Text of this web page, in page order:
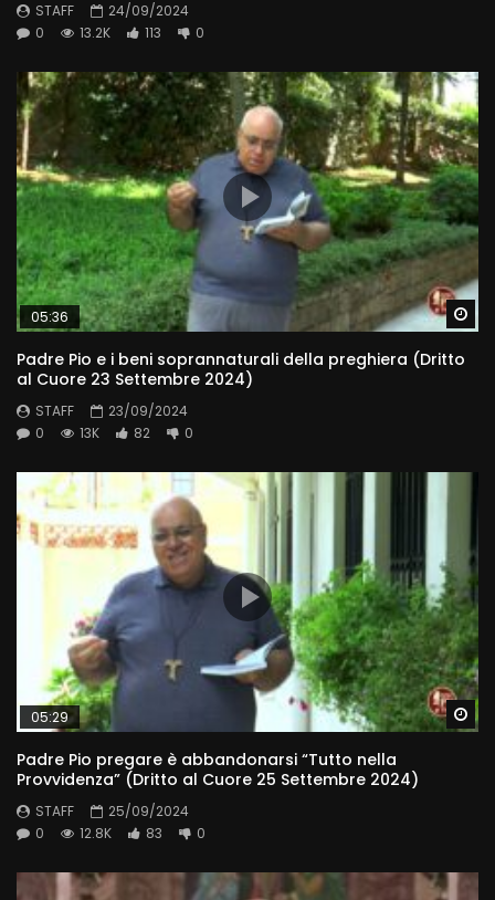
STAFF
24/09/2024
0
13.2K 113 0
05:36
Padre Pio e i beni soprannaturali della preghiera (Dritto
al Cuore 23 Settembre 2024)
STAFF
23/09/2024
0
13K 82 0
05:29
Padre Pio pregare è abbandonarsi “Tutto nella
Provvidenza” (Dritto al Cuore 25 Settembre 2024)
STAFF
25/09/2024
0
12.8K 83 0